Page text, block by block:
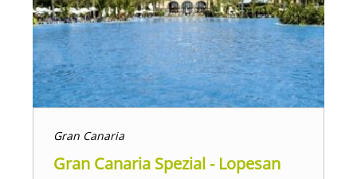
Gran Canaria
Gran Canaria Spezial - Lopesan